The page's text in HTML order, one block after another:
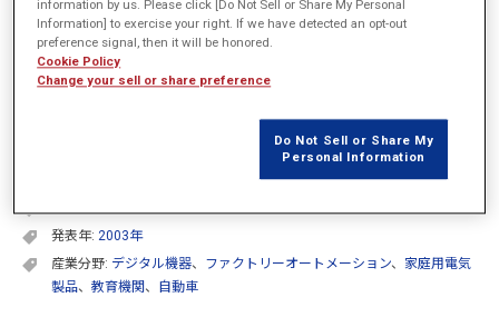
岡山大学 藤原 耕二
PDFダウンロードサービスはご利用いただけません
発表年: 2003年
産業分野: デジタル機器、 ファクトリーオートメーション、 家庭用電気
製品、 教育機関 、 自動車
information by us. Please click [Do Not Sell or Share My Personal
Information] to exercise your right. If we have detected an opt-out
preference signal, then it will be honored.
Cookie Policy
Change your sell or share preference
Do Not Sell or Share My
Personal Information